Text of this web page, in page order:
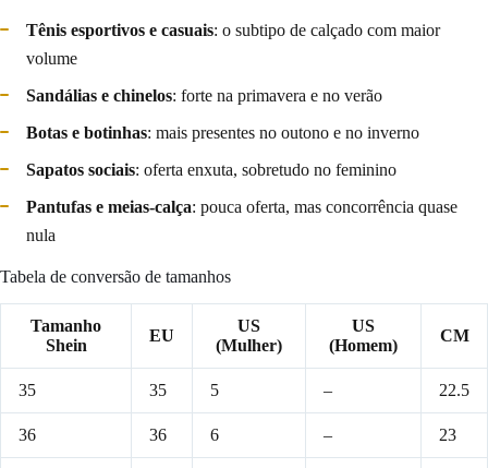
Tênis esportivos e casuais: o subtipo de calçado com maior
volume
Sandálias e chinelos: forte na primavera e no verão
Botas e botinhas: mais presentes no outono e no inverno
Sapatos sociais: oferta enxuta, sobretudo no feminino
Pantufas e meias-calça: pouca oferta, mas concorrência quase
nula
Tabela de conversão de tamanhos
Tamanho
Shein
EU
US
(Mulher)
US
(Homem)
CM
35 35 5 – 22.5
36 36 6 – 23